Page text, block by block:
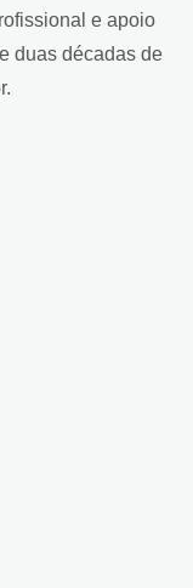
e apoio
duas décadas de